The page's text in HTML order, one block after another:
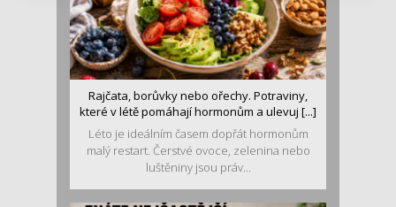
Rajčata, borůvky nebo ořechy. Potraviny,
které v létě pomáhají hormonům a ulevuj [...]
Léto je ideálním časem dopřát hormonům
malý restart. Čerstvé ovoce, zelenina nebo
luštěniny jsou práv...